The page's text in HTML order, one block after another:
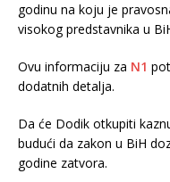
godinu na koju je
visokog predstavnika u
Ovu informaciju za N1
dodatnih detalja.
Da će Dodik otkupiti
budući da zakon u BiH
godine zatvora.